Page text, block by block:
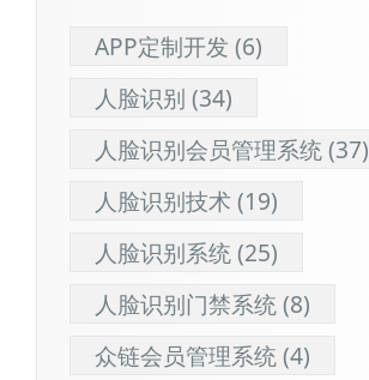
APP定制开发 (6)
人脸识别 (34)
人脸识别会员管理系统(37)
人脸识别技术(19)
人脸识别系统(25)
人脸识别门禁系统(8)
众链会员管理系统(4)